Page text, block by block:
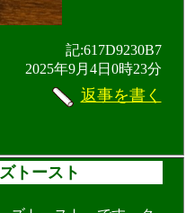
記:617D9230B7
2025年9月4日0時23分
返事を書く
トースト